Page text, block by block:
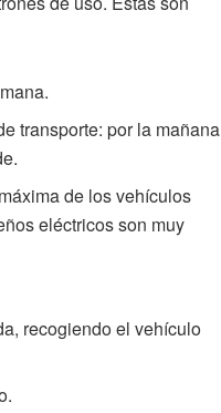
transporte: por la mañana
de los vehículos
eléctricos son muy
recogiendo el vehículo